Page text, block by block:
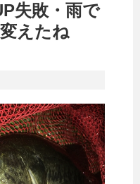
失敗・雨で
えたね